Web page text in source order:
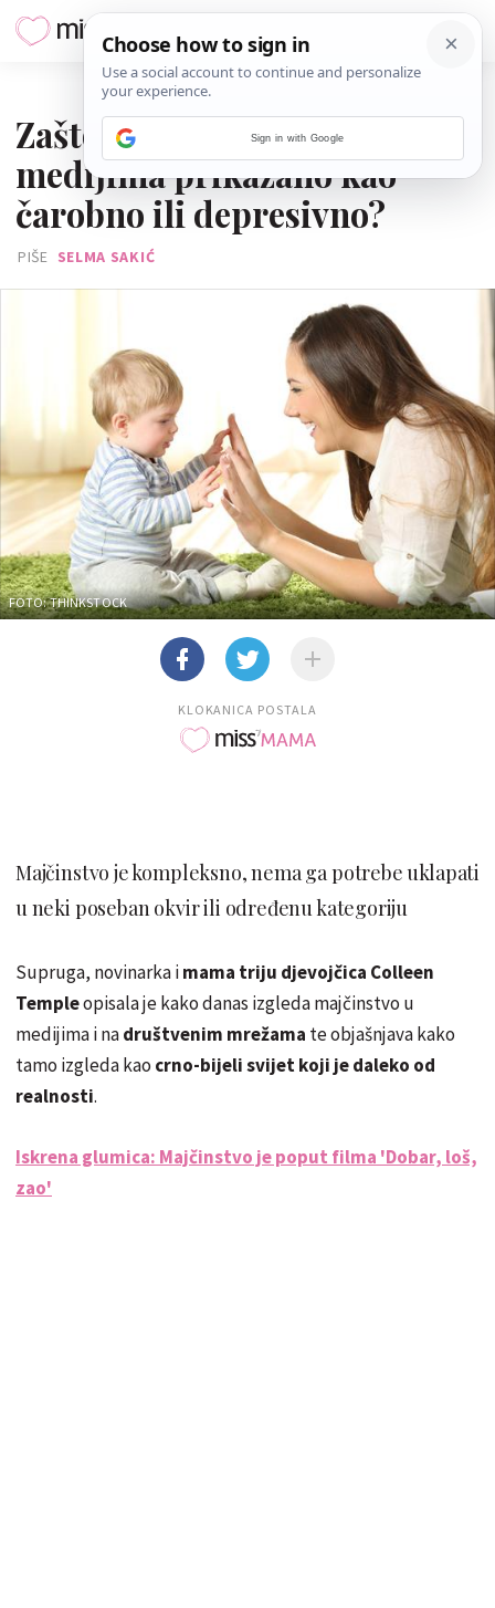
Zašto je majčinstvo u
medijima prikazano kao
čarobno ili depresivno?
PIŠE SELMA SAKIĆ
FOTO: THINKSTOCK
KLOKANICA POSTALA
Majčinstvo je kompleksno, nema ga potrebe uklapati
u neki poseban okvir ili određenu kategoriju
Supruga, novinarka imama triju djevojčica Colleen
Templeopisala je kako danas izgledamajčinstvo u
medijima i nadruštvenim mrežama te objašnjava kako
tamo izgleda kao crno-bijeli svijet koji je daleko od
realnosti.
Iskrena glumica: Majčinstvo je poput filma 'Dobar, loš,
zao'
Sign in with Google